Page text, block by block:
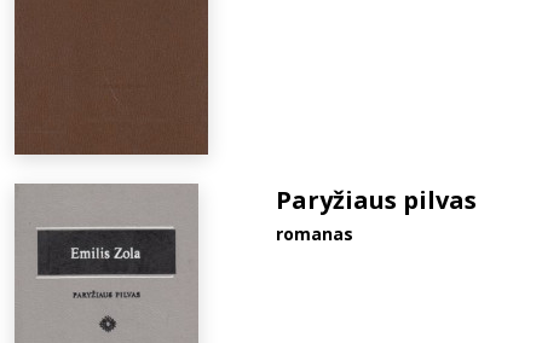
Paryžiaus pilvas
romanas